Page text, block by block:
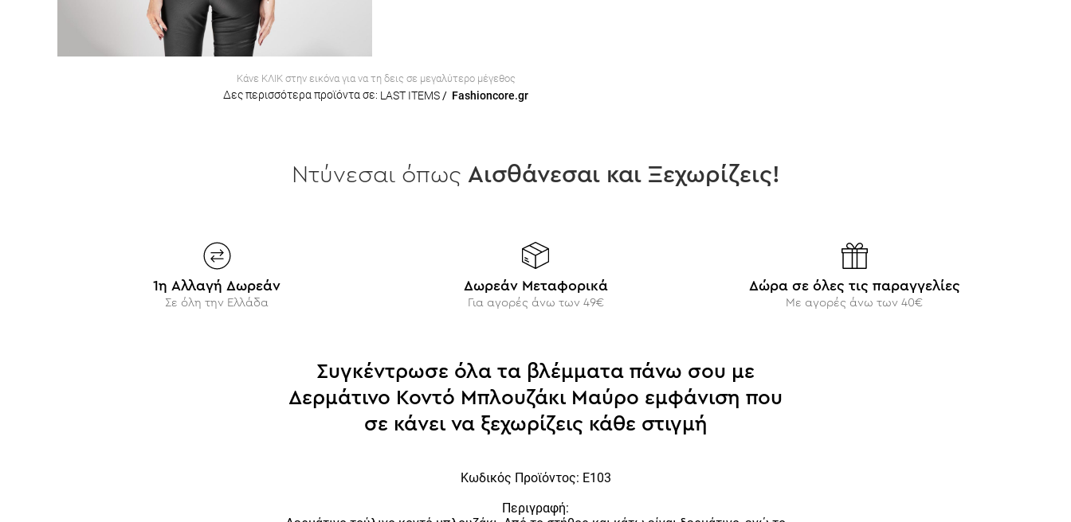
Κάνε ΚΛΙΚ στην εικόνα για να τη δεις σε μεγαλύτερο μέγεθος
Δες περισσότερα προϊόντα σε: LAST ITEMS/ Fashioncore.gr
Ντύνεσαι όπως Aισθάνεσαι και Ξεχωρίζεις!
1η Αλλαγή Δωρεάν
Σε όλη την Ελλάδα
Δωρεάν Μεταφορικά
Για αγορές άνω των 49€
Δώρα σε όλες τις παραγγελίες
Με αγορές άνω των 40€
Συγκέντρωσε όλα τα βλέμματα πάνω σου με
Δερμάτινο Κοντό Μπλουζάκι Μαύρο εμφάνιση που
σε κάνει να ξεχωρίζεις κάθε στιγμή
Κωδικός Προϊόντος: E103
Περιγραφή: